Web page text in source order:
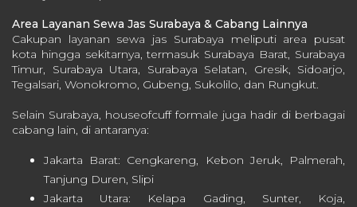
Area Layanan Sewa Jas Surabaya & Cabang Lainnya
Cakupan layanan sewa jas Surabaya meliputi area pusat
kota hingga sekitarnya, termasuk Surabaya Barat, Surabaya
Timur, Surabaya Utara, Surabaya Selatan, Gresik, Sidoarjo,
Tegalsari, Wonokromo, Gubeng, Sukolilo, dan Rungkut.
Selain Surabaya, houseofcuff formale juga hadir di berbagai
cabang lain, di antaranya:
Jakarta Barat: Cengkareng, Kebon Jeruk, Palmerah,
Tanjung Duren, Slipi
Jakarta Utara: Kelapa Gading, Sunter, Koja,